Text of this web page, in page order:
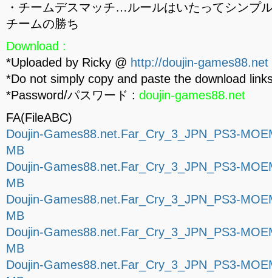
・チームデスマッチ…ルールはいたってシンプ
チームの勝ち
Download :
*Uploaded by Ricky @ http://doujin-games88.net
*Do not simply copy and paste the download
*Password/パスワード : doujin-games88.net
FA(FileABC)
Doujin-Games88.net.Far_Cry_3_JPN_PS3-
MB
Doujin-Games88.net.Far_Cry_3_JPN_PS3-
MB
Doujin-Games88.net.Far_Cry_3_JPN_PS3-
MB
Doujin-Games88.net.Far_Cry_3_JPN_PS3-
MB
Doujin-Games88.net.Far_Cry_3_JPN_PS3-